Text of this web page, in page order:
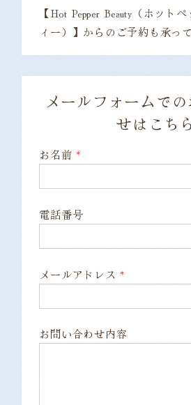
【Hot Pepper Beauty（ホット
ィー）】からのご予約も承っ
メールフォームで
せはこちら
お名前 *
電話番号
メールアドレス *
お問い合わせ内容